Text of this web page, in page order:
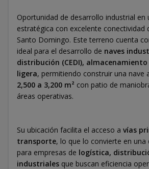
Oportunidad de desarrollo industrial en
estratégica con excelente conectividad
Santo Domingo. Este terreno cuenta
ideal para el desarrollo de naves
distribución (CEDI),
ligera, permitiendo construir una nave
2,500 a 3,200 m² con patio de
áreas operativas.
Su ubicación facilita el acceso a vías
transporte, lo que lo convierte en
para empresas de logística,
industriales que buscan eficiencia